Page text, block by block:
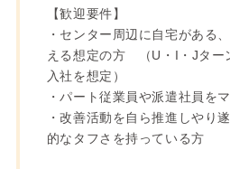
【歓迎要件】
・センター周辺に自宅がある
える想定の方 （U・I・Jター
入社を想定）
・パート従業員や派遣社員を
・改善活動を自ら推進しやり
的なタフさを持っている方